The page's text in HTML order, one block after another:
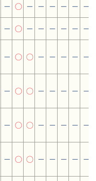
－ ○ － － － － － －
－ ○ － － － － － －
－ ○ ○ － － － － －
－ ○ ○ － － － － －
－ ○ ○ － － － － －
－ ○ ○ － － － － －